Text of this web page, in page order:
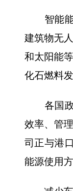
智能能
建筑物无
和太阳能
化石燃料
各国政
效率、管
司正与港
能源使用